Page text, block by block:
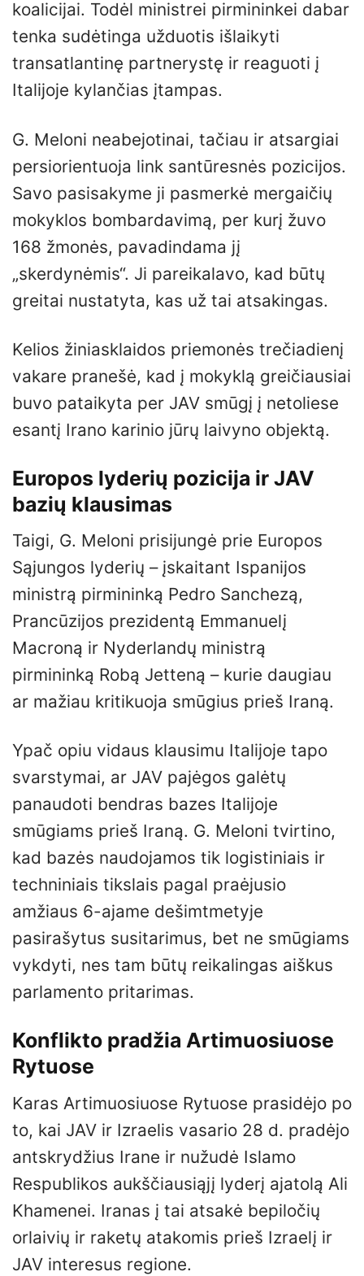
koalicijai. Todėl ministrei pirmininkei dabar
tenka sudėtinga užduotis išlaikyti
transatlantinę partnerystę ir reaguoti į
Italijoje kylančias įtampas.
G. Meloni neabejotinai, tačiau ir atsargiai
persiorientuoja link santūresnės pozicijos.
Savo pasisakyme ji pasmerkė mergaičių
mokyklos bombardavimą, per kurį žuvo
168 žmonės, pavadindama jį
„skerdynėmis“. Ji pareikalavo, kad būtų
greitai nustatyta, kas už tai atsakingas.
Kelios žiniasklaidos priemonės trečiadienį
vakare pranešė, kad į mokyklą greičiausiai
buvo pataikyta per JAV smūgį į netoliese
esantį Irano karinio jūrų laivyno objektą.
Europos lyderių pozicija ir JAV
bazių klausimas
Taigi, G. Meloni prisijungė prie Europos
Sąjungos lyderių – įskaitant Ispanijos
ministrą pirmininką Pedro Sanchezą,
Prancūzijos prezidentą Emmanuelį
Macroną ir Nyderlandų ministrą
pirmininką Robą Jetteną – kurie daugiau
ar mažiau kritikuoja smūgius prieš Iraną.
Ypač opiu vidaus klausimu Italijoje tapo
svarstymai, ar JAV pajėgos galėtų
panaudoti bendras bazes Italijoje
smūgiams prieš Iraną. G. Meloni tvirtino,
kad bazės naudojamos tik logistiniais ir
techniniais tikslais pagal praėjusio
amžiaus 6-ajame dešimtmetyje
pasirašytus susitarimus, bet ne smūgiams
vykdyti, nes tam būtų reikalingas aiškus
parlamento pritarimas.
Konflikto pradžia Artimuosiuose
Rytuose
Karas Artimuosiuose Rytuose prasidėjo po
to, kai JAV ir Izraelis vasario 28 d. pradėjo
antskrydžius Irane ir nužudė Islamo
Respublikos aukščiausiąjį lyderį ajatolą Ali
Khamenei. Iranas į tai atsakė bepiločių
orlaivių ir raketų atakomis prieš Izraelį ir
JAV interesus regione.